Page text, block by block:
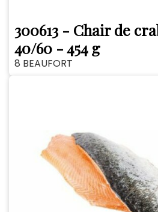
300613 - Chair de
40/60 - 454 g
8 BEAUFORT